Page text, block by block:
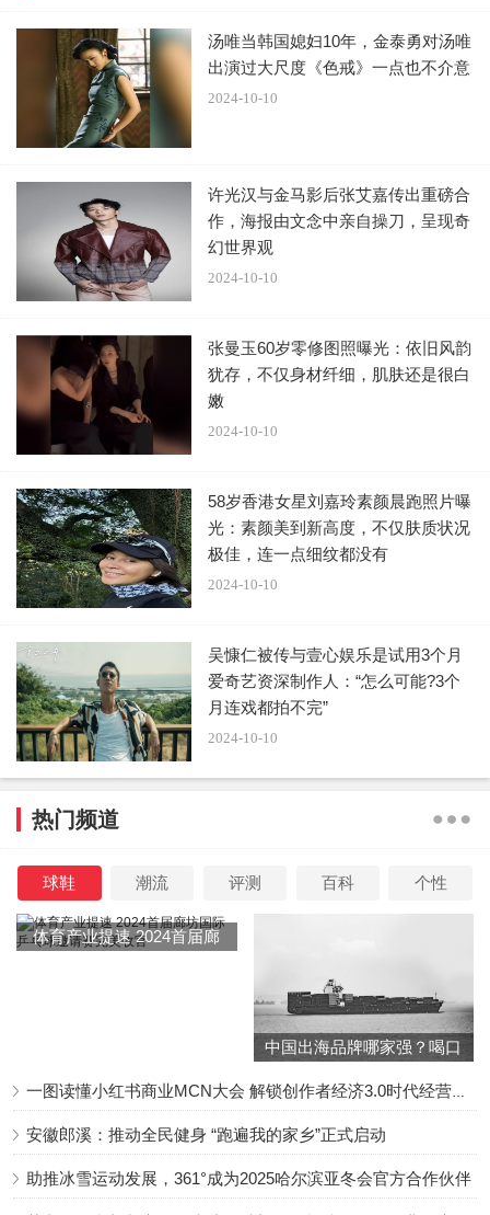
汤唯当韩国媳妇10年，金泰勇对汤唯
出演过大尺度《色戒》一点也不介意
2024-10-10
许光汉与金马影后张艾嘉传出重磅合
作，海报由文念中亲自操刀，呈现奇
幻世界观
2024-10-10
张曼玉60岁零修图照曝光：依旧风韵
犹存，不仅身材纤细，肌肤还是很白
嫩
2024-10-10
58岁香港女星刘嘉玲素颜晨跑照片曝
光：素颜美到新高度，不仅肤质状况
极佳，连一点细纹都没有
2024-10-10
吴慷仁被传与壹心娱乐是试用3个月
爱奇艺资深制作人：“怎么可能?3个
月连戏都拍不完”
2024-10-10
热门频道
球鞋 潮流 评测 百科 个性
体育产业提速 2024首届廊
中国出海品牌哪家强？喝口
安徽郎溪：推动全民健身 “跑遍我的家乡”正式启动
助推冰雪运动发展，361°成为2025哈尔滨亚冬会官方合作伙伴